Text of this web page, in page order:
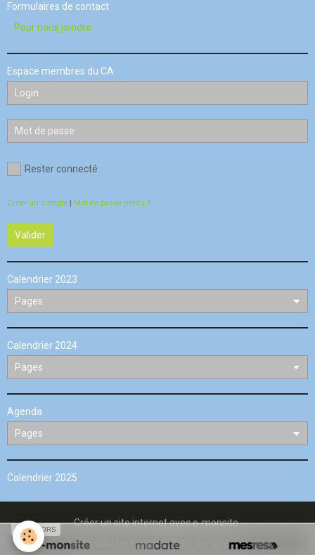
Formulaires de contact
Pour nous joindre
Espace membres du CA
Rester connecté
Créer un compte | Mot de passe perdu ?
Valider
Calendrier 2023
Calendrier 2024
Agenda
Calendrier 2025
Créer un site internet avec e-monsite
Signaler un contenu illicite sur ce site
SPONSORS